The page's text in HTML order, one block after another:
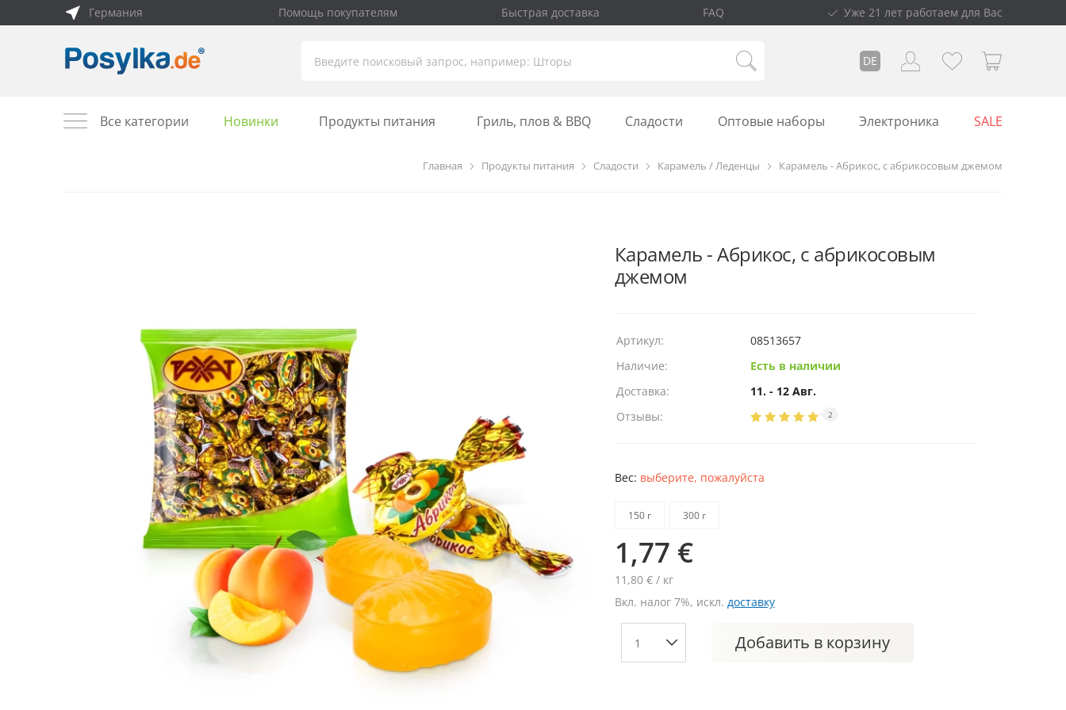
Германия Помощь покупателям Быстрая доставка FAQ Уже 21 лет работаем для Вас
DE
Все категории Новинки Продукты питания Гриль, плов & BBQ Сладости Оптовые наборы Электроника SALE
Главная Продукты питания Сладости Карамель / Леденцы Карамель - Абрикос, с абрикосовым джемом
Карамель - Абрикос, с абрикосовым
джемом
Артикул:
08513657
Наличие:
Есть в наличии
Доставка:
11. - 12 Авг.
Отзывы:
2
Вес: выберите, пожалуйста
150 г 300 г
1,77 €
11,80 € / кг
Вкл. налог 7%, искл. доставку
Добавить в корзину